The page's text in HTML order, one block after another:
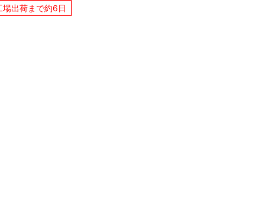
場出荷まで約6日